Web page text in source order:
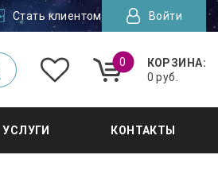
Стать клиентом Войти
0
КОРЗИНА:
0 руб.
УСЛУГИ КОНТАКТЫ